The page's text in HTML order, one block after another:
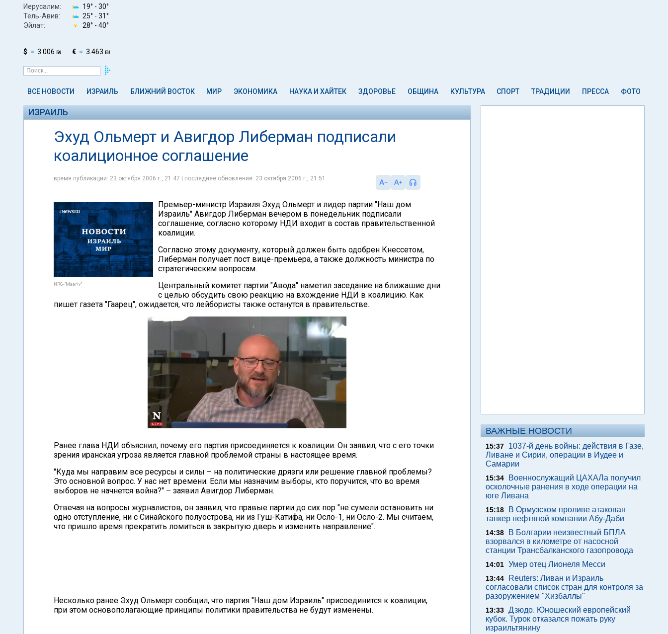
Иерусалим: 19° - 30°
Тель-Авив:
25° - 31°
Эйлат:
28° - 40°
$ 3.006 ₪ € 3.463 ₪
ВСЕ НОВОСТИ ИЗРАИЛЬ БЛИЖНИЙ ВОСТОК МИР ЭКОНОМИКА НАУКА И ХАЙТЕК ЗДОРОВЬЕ ОБЩИНА КУЛЬТУРА СПОРТ ТРАДИЦИИ ПРЕССА ФОТО
ИЗРАИЛЬ
Эхуд Ольмерт и Авигдор Либерман подписали
коалиционное соглашение
время публикации: 23 октября 2006 г., 21:47 | последнее обновление: 23 октября 2006 г., 21:51
NRG-"Maariv"
Премьер-министр Израиля Эхуд Ольмерт и лидер партии "Наш дом
Израиль" Авигдор Либерман вечером в понедельник подписали
соглашение, согласно которому НДИ входит в состав правительственной
коалиции.
Согласно этому документу, который должен быть одобрен Кнессетом,
Либерман получает пост вице-премьера, а также должность министра по
стратегическим вопросам.
Центральный комитет партии "Авода" наметил заседание на ближашие дни
с целью обсудить свою реакцию на вхождение НДИ в коалицию. Как
пишет газета "Гаарец", ожидается, что лейбористы также останутся в правительстве.
Ранее глава НДИ объяснил, почему его партия присоединяется к коалиции. Он заявил, что с его точки
зрения иранская угроза является главной проблемой страны в настоящее время.
"Куда мы направим все ресурсы и силы – на политические дрязги или решение главной проблемы?
Это основной вопрос. У нас нет времени. Если мы назначим выборы, кто поручится, что во время
выборов не начнется война?" – заявил Авигдор Либерман.
Отвечая на вопросы журналистов, он заявил, что правые партии до сих пор "не сумели остановить ни
одно отступление, ни с Синайского полуострова, ни из Гуш-Катифа, ни Осло-1, ни Осло-2. Мы считаем,
что пришло время прекратить ломиться в закрытую дверь и изменить направление".
Несколько ранее Эхуд Ольмерт сообщил, что партия "Наш дом Израиль" присоединится к коалиции,
при этом основополагающие принципы политики правительства не будут изменены.
ВАЖНЫЕ НОВОСТИ
15:37
1037-й день войны: действия в Газе,
Ливане и Сирии, операции в Иудее и
Самарии
15:34
Военнослужащий ЦАХАЛа получил
осколочные ранения в ходе операции на
юге Ливана
15:18
В Ормузском проливе атакован
танкер нефтяной компании Абу-Даби
14:38
В Болгарии неизвестный БПЛА
взорвался в километре от насосной
станции Трансбалканского газопровода
14:01 Умер отец Лионеля Месси
13:44
Reuters: Ливан и Израиль
согласовали список стран для контроля за
разоружением "Хизбаллы"
13:33 Дзюдо. Юношеский европейский
кубок. Турок отказался пожать руку
израильтянину